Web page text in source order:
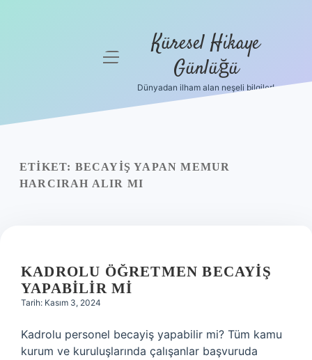
Yasal Uyarı
menüyü
Küresel Hikaye
Günlüğü
Dünyadan ilham alan neşeli bilgiler!
ETIKET: BECAYIŞ YAPAN MEMUR
HARCIRAH ALIR MI
KADROLU ÖĞRETMEN BECAYIŞ
YAPABILIR MI
Tarih: Kasım 3, 2024
Kadrolu personel becayiş yapabilir mi? Tüm kamu
kurum ve kuruluşlarında çalışanlar başvuruda